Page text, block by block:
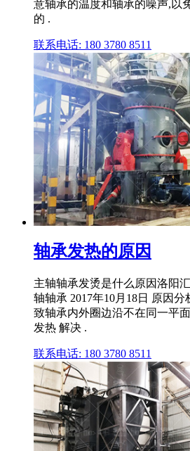
意轴承的温度和轴承的噪声,以
的 .
联系电话: 180 3780 8511
轴承发热的原因
主轴轴承发烫是什么原因洛阳
轴轴承 2017年10月18日 原因
致轴承内外圈边沿不在同一平
发热 解决 .
联系电话: 180 3780 8511